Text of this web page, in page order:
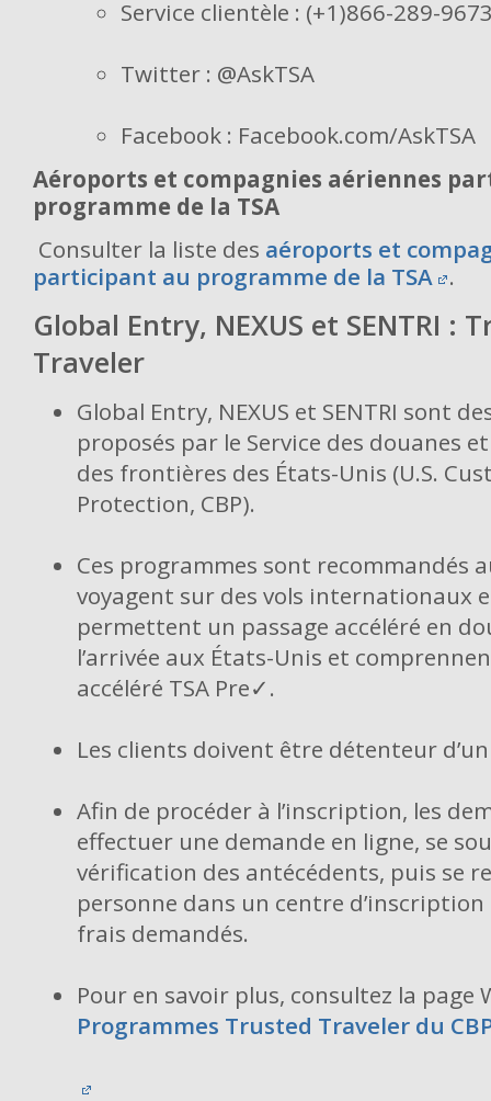
Service clientèle : (+1)866-289-
Twitter : @AskTSA
Facebook : Facebook.com/AskTSA
Aéroports et compagnies aériennes
programme de la TSA
Consulter la liste des aéroports et
participant au programme de la TSA .
Global Entry, NEXUS et SENTRI :
Traveler
Global Entry, NEXUS et SENTRI sont
proposés par le Service des douanes
des frontières des États-Unis (U.S.
Protection, CBP).
Ces programmes sont recommandés
voyagent sur des vols internationaux
permettent un passage accéléré en
l’arrivée aux États-Unis et
accéléré TSA Pre✓.
Les clients doivent être détenteur
Afin de procéder à l’inscription, les
effectuer une demande en ligne, se
vérification des antécédents, puis se
personne dans un centre
frais demandés.
Pour en savoir plus, consultez la page
Programmes Trusted Traveler du